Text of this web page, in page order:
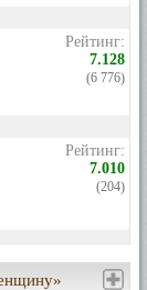
Рейтинг:
7.128
(6 776)
Рейтинг:
7.010
(204)